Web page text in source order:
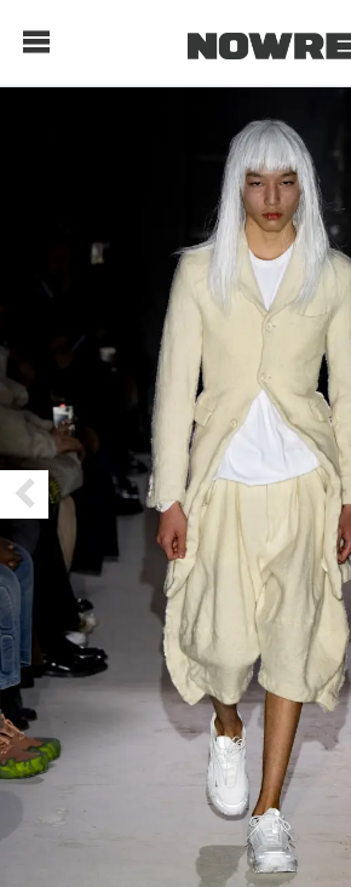
每日鲜榨
现客视点
每日栏目
时 尚
球 鞋
生 活
关于我们 联系我们